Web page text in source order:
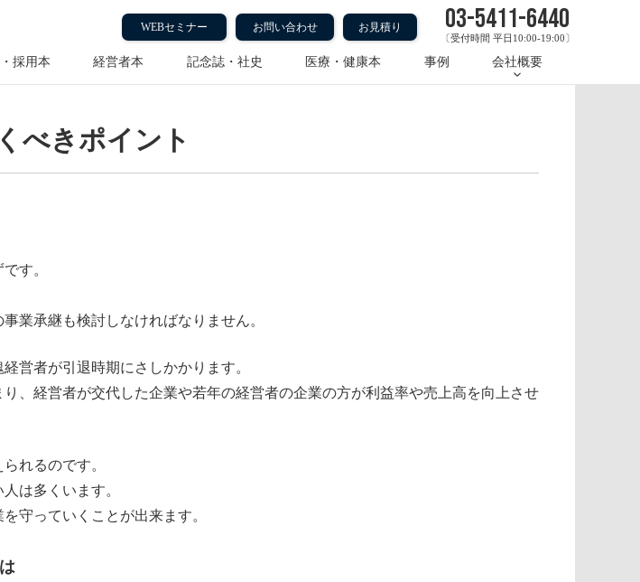
採用本 経営者本 記念誌・社史 医療・健康本 事例 会社概要
WEBセミナー お問い合わせ お見積り 03-5411-6440
〔受付時間 平日10:00-19:00〕
べきポイント
す。
業承継も検討しなければなりません。
営者が引退時期にさしかかります。
、経営者が交代した企業や若年の経営者の企業の方が利益率や売上高を向上させ
れるのです。
は多くいます。
守っていくことが出来ます。